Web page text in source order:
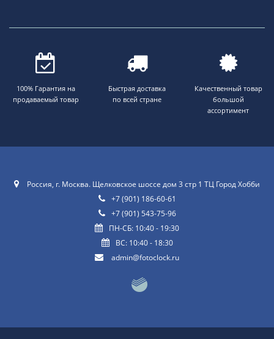
100% Гарантия на
продаваемый товар
Быстрая доставка
по всей стране
Качественный товар
большой
ассортимент
Россия, г. Москва. Щелковское шоссе дом 3 стр 1 ТЦ Город Хобби
+7 (901) 186-60-61
+7 (901) 543-75-96
ПН-СБ: 10:40 - 19:30
ВС: 10:40 - 18:30
admin@fotoclock.ru